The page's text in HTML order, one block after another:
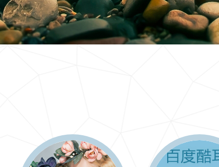
信息爆炸时代，信息传递是否做到更新、更全、更
快